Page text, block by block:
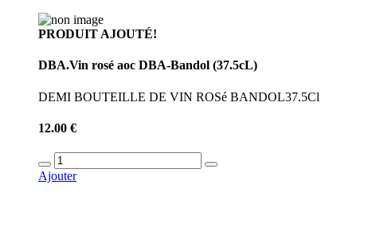
PRODUIT AJOUTÉ!
DBA.Vin rosé aoc DBA-Bandol (37.5cL)
DEMI BOUTEILLE DE VIN ROSé BANDOL37.5Cl
12.00 €
Ajouter